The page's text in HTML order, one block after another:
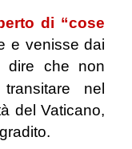
di “cose
e venisse dai
dire che non
nel
del Vaticano,